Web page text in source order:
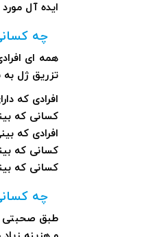
ایده آل
چه
همه ای
تزریق ژل به
افرادی که
کسانی که
افرادی که
کسانی که
کسانی که
چه
طبق صحبتی